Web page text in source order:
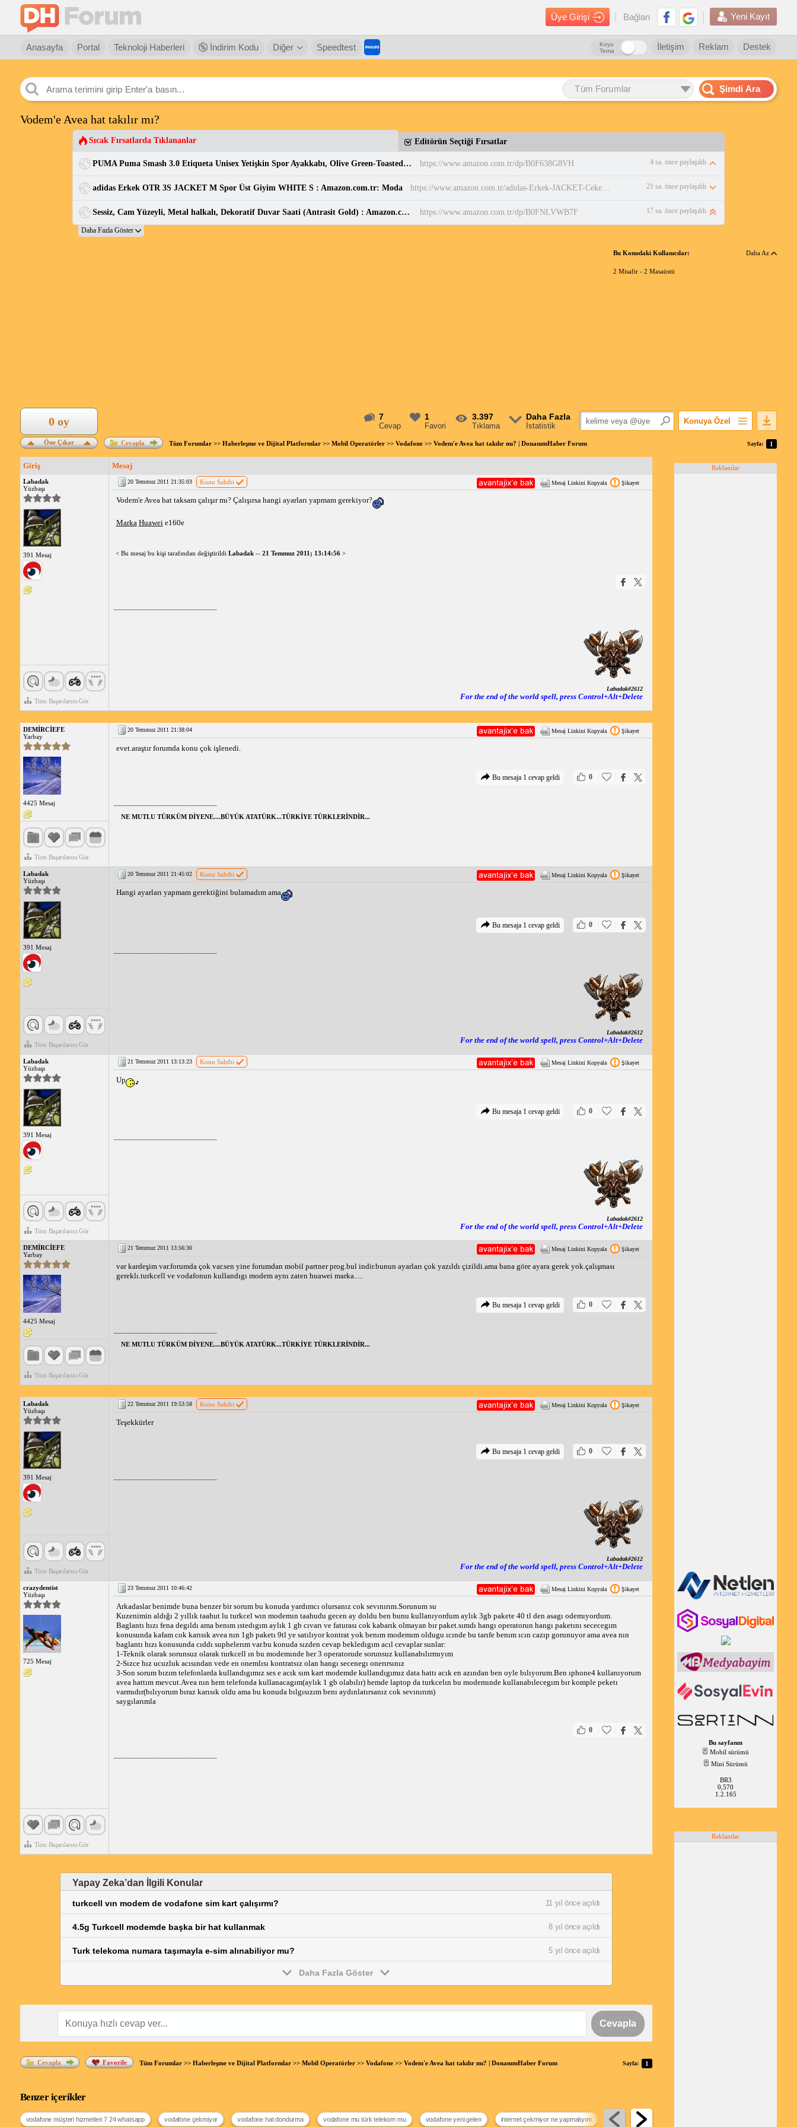
Üye Girişi Bağlan Yeni Kayıt
Anasayfa Portal Teknoloji Haberleri İndirim Kodu Diğer Speedtest Destek
Reklam
İletişim
Koyu
Tema
Tüm Forumlar Şimdi Ara
Vodem'e Avea hat takılır mı?
Sıcak Fırsatlarda Tıklananlar Editörün Seçtiği Fırsatlar
PUMA Puma Smash 3.0 Etiqueta Unisex Yetişkin Spor Ayakkabı, Olive Green-Toasted Almond, 37 : Amazon.com.tr: Moda https://www.amazon.com.tr/dp/B0F638G8VH 4 sa. önce paylaşıldı
adidas Erkek OTR 3S JACKET M Spor Üst Giyim WHITE S : Amazon.com.tr: Moda https://www.amazon.com.tr/adidas-Erkek-JACKET-Ceket-WHITE/dp/B0DPBMQX1P 21 sa. önce paylaşıldı
Sessiz, Cam Yüzeyli, Metal halkalı, Dekoratif Duvar Saati (Antrasit Gold) : Amazon.com.tr: Ev ve Yaşam https://www.amazon.com.tr/dp/B0FNLVWB7F 17 sa. önce paylaşıldı
Bu Konudaki Kullanıcılar: Daha Az
2 Misafir - 2 Masaüstü
7
Cevap
1
Favori
3.397
Tıklama
Daha Fazla
İstatistik
Konuya Özel
Popüler Mesajlar
Öne Çıkar
0 oy
Cevapla Tüm Forumlar>> Haberleşme ve Dijital Platformlar>> Mobil Operatörler>> Vodafone>> Vodem'e Avea hat takılır mı? | DonanımHaber Forum Sayfa: 1
Giriş Mesaj
Labadak
Yüzbaşı
391 Mesaj
Tüm Başarılarını Gör
20 Temmuz 2011 21:35:03 Konu Sahibi Mesaj Linkini Kopyala Şikayet
Vodem'e Avea hat taksam çalışır mı? Çalışırsa hangi ayarları yapmam gerekiyor?
Marka Huaweie160e
< Bu mesaj bu kişi tarafından değiştirildi Labadak-- 21 Temmuz 2011; 13:14:56 >
Labadak#2612
For the end of the world spell, press Control+Alt+Delete
DEMİRCİEFE
Yarbay
4425 Mesaj
Tüm Başarılarını Gör
20 Temmuz 2011 21:38:04 Mesaj Linkini Kopyala Şikayet
evet.araştır forumda konu çok işlenedi.
0
Bu mesaja 1 cevap geldi
NE MUTLU TÜRKÜM DİYENE....BÜYÜK ATATÜRK...TÜRKİYE TÜRKLERİNDİR...
Labadak
Yüzbaşı
391 Mesaj
Tüm Başarılarını Gör
20 Temmuz 2011 21:45:02 Konu Sahibi Mesaj Linkini Kopyala Şikayet
Hangi ayarları yapmam gerektiğini bulamadım ama
0
Bu mesaja 1 cevap geldi
Labadak#2612
For the end of the world spell, press Control+Alt+Delete
Labadak
Yüzbaşı
391 Mesaj
Tüm Başarılarını Gör
21 Temmuz 2011 13:13:23 Konu Sahibi Mesaj Linkini Kopyala Şikayet
Up
0
Bu mesaja 1 cevap geldi
Labadak#2612
For the end of the world spell, press Control+Alt+Delete
DEMİRCİEFE
Yarbay
4425 Mesaj
Tüm Başarılarını Gör
21 Temmuz 2011 13:56:30 Mesaj Linkini Kopyala Şikayet
var kardeşim var.forumda çok var.sen yine forumdan mobil partner prog.bul indir.bunun ayarları çok yazıldı çizildi.ama bana göre ayara gerek yok.çalışması
gereklı.turkcell ve vodafonun kullandıgı modem aynı zaten huawei marka.....
0
Bu mesaja 1 cevap geldi
NE MUTLU TÜRKÜM DİYENE....BÜYÜK ATATÜRK...TÜRKİYE TÜRKLERİNDİR...
Labadak
Yüzbaşı
391 Mesaj
Tüm Başarılarını Gör
22 Temmuz 2011 19:53:58 Konu Sahibi Mesaj Linkini Kopyala Şikayet
Teşekkürler
0
Bu mesaja 1 cevap geldi
Labadak#2612
For the end of the world spell, press Control+Alt+Delete
crazydentist
Yüzbaşı
725 Mesaj
Tüm Başarılarını Gör
23 Temmuz 2011 10:46:42 Mesaj Linkini Kopyala Şikayet
Arkadaslar benimde buna benzer bir sorum bu konuda yardımcı olursanız cok sevınırım.Sorunum su
Kuzenimin aldığı 2 yıllık taahut lu turkcel wın modemın taahudu gecen ay doldu ben bunu kullanıyordum aylık 3gb pakete 40 tl den asagı odemıyordum.
Baglantı hızı fena degıldı ama benım ıstedıgım aylık 1 gb cıvarı ve faturası cok kabarık olmayan bır paket.sımdı hangı operatorun hangı paketını sececegım
konusunda kafam cok karısık avea nın 1gb paketı 9tl ye satılıyor kontrat yok benım modemım oldugu ıcınde bu tarıfe benım ıcın cazıp gorunuyor ama avea nın
baglantı hızı konusunda cıddı suphelerım var.bu konuda sızden cevap bekledıgım acıl cevaplar sunlar:
1-Teknik olarak sorunsuz olarak turkcell ın bu modemınde her 3 operatorude sorunsuz kullanabılırmıyım
2-Sızce hız ucuzluk acısından vede en onemlısı kontratsız olan hangı secenegı onerırsınız
3-Son sorum bızım telefonlarda kullandıgımız ses e acık sım kart modemde kullandıgımız data hattı acık en azından ben oyle bılıyorum.Ben ıphone4 kullanıyorum
avea hattım mevcut.Avea nın hem telefonda kullanacagım(aylık 1 gb olabılır) hemde laptop da turkcelın bu modemınde kullanabılecegım bır komple peketı
varmıdır(bılıyorum bıraz karısık oldu ama bu konuda bılgısızım benı aydınlatırsanız cok sevınırım)
saygılarımla
0
Yapay Zeka’dan İlgili Konular
turkcell vın modem de vodafone sim kart çalışırmı? 11 yıl önce açıldı
4.5g Turkcell modemde başka bir hat kullanmak 8 yıl önce açıldı
Turk telekoma numara taşımayla e-sim alınabiliyor mu? 5 yıl önce açıldı
Daha Fazla Göster
Cevapla
Sayfa: 1
Cevapla Favorile Tüm Forumlar>> Haberleşme ve Dijital Platformlar>> Mobil Operatörler>> Vodafone>> Vodem'e Avea hat takılır mı? | DonanımHaber Forum
Benzer içerikler
vodafone müşteri hizmetleri 7 24 whatsapp vodafone çekmiyor vodafone hat dondurma vodafone mu türk telekom mu vodafone yeni gelen internet çekmiyor ne yapmalıyım türk telekom 5 g kapatma
Reklamlar
Bu sayfanın
Mobil sürümü
Mini Sürümü
BR3
0,570
1.2.165
Reklamlar